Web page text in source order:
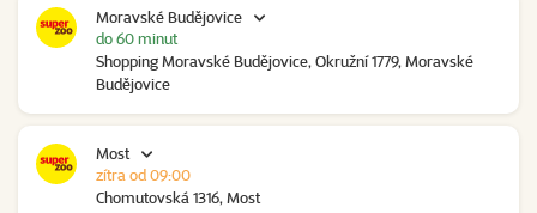
Moravské Budějovice
Shopping Moravské Budějovice, Okružní 1779, Moravské
Budějovice
do 60 minut
Most
Chomutovská 1316, Most
zítra od 09:00